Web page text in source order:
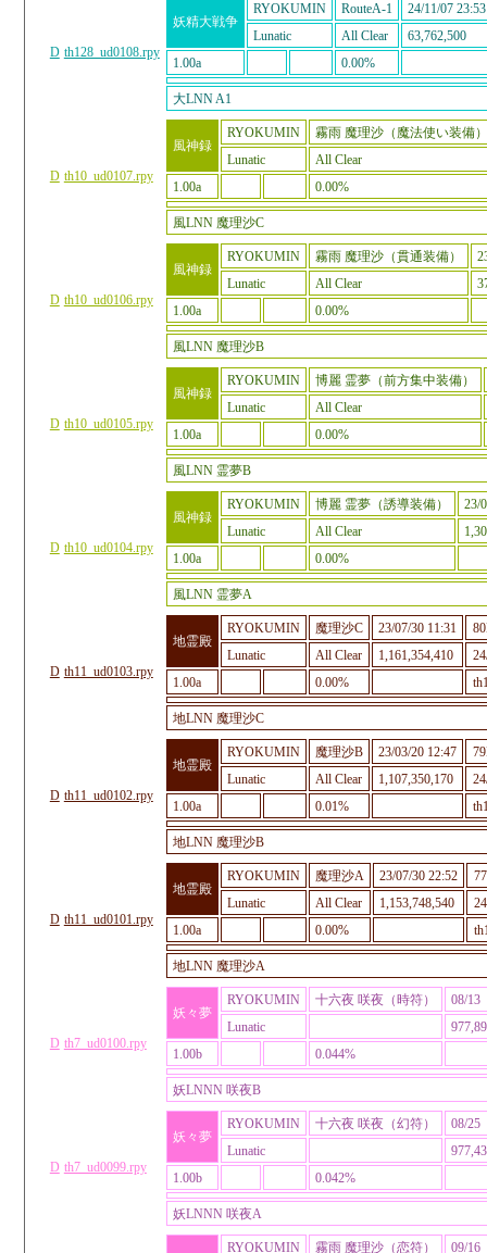
D th128_ud0108.rpy
妖精大戦争
RYOKUMIN RouteA-1
24/11/07 23:53
Lunatic
All Clear
63,762,500
1.00a
0.00%
大LNN A1
D th10_ud0107.rpy
風神録
RYOKUMIN
霧雨 魔理沙（魔法使い装備）
Lunatic
All Clear
1.00a
0.00%
風LNN 魔理沙C
D th10_ud0106.rpy
風神録
RYOKUMIN 霧雨 魔理沙（貫通装備）
Lunatic
All Clear
1.00a
0.00%
風LNN 魔理沙B
D th10_ud0105.rpy
風神録
RYOKUMIN
博麗 霊夢（前方集中装備）
Lunatic
All Clear
1.00a
0.00%
風LNN 霊夢B
D th10_ud0104.rpy
風神録
RYOKUMIN 博麗 霊夢（誘導装備）
23/
Lunatic
All Clear
1.00a
0.00%
風LNN 霊夢A
D th11_ud0103.rpy
地霊殿
RYOKUMIN 魔理沙C 23/07/30 11:31
Lunatic
All Clear 1,161,354,410
1.00a
0.00%
地LNN 魔理沙C
D th11_ud0102.rpy
地霊殿
RYOKUMIN 魔理沙B 23/03/20 12:47
Lunatic
All Clear 1,107,350,170
1.00a
0.01%
地LNN 魔理沙B
D th11_ud0101.rpy
地霊殿
RYOKUMIN 魔理沙A 23/07/30 22:52
Lunatic
All Clear 1,153,748,540
1.00a
0.00%
地LNN 魔理沙A
D th7_ud0100.rpy
妖々夢
RYOKUMIN 十六夜 咲夜（時符）
08/13
Lunatic
1.00b
0.044%
妖LNNN 咲夜B
D th7_ud0099.rpy
妖々夢
RYOKUMIN 十六夜 咲夜（幻符）
08/25
Lunatic
1.00b
0.042%
妖LNNN 咲夜A
RYOKUMIN 霧雨 魔理沙（恋符） 09/16